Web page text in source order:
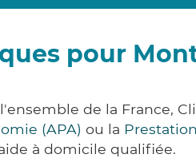
pour
de la France,
(APA) ou la
à domicile qualifiée.